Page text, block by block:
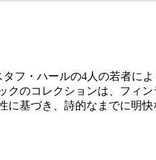
フ・ハールの4人の若者に
のコレクションは、フィ
基づき、詩的なまでに明